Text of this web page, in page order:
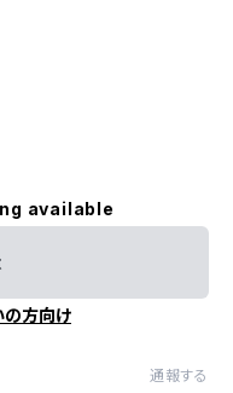
available
の方向け
通報する